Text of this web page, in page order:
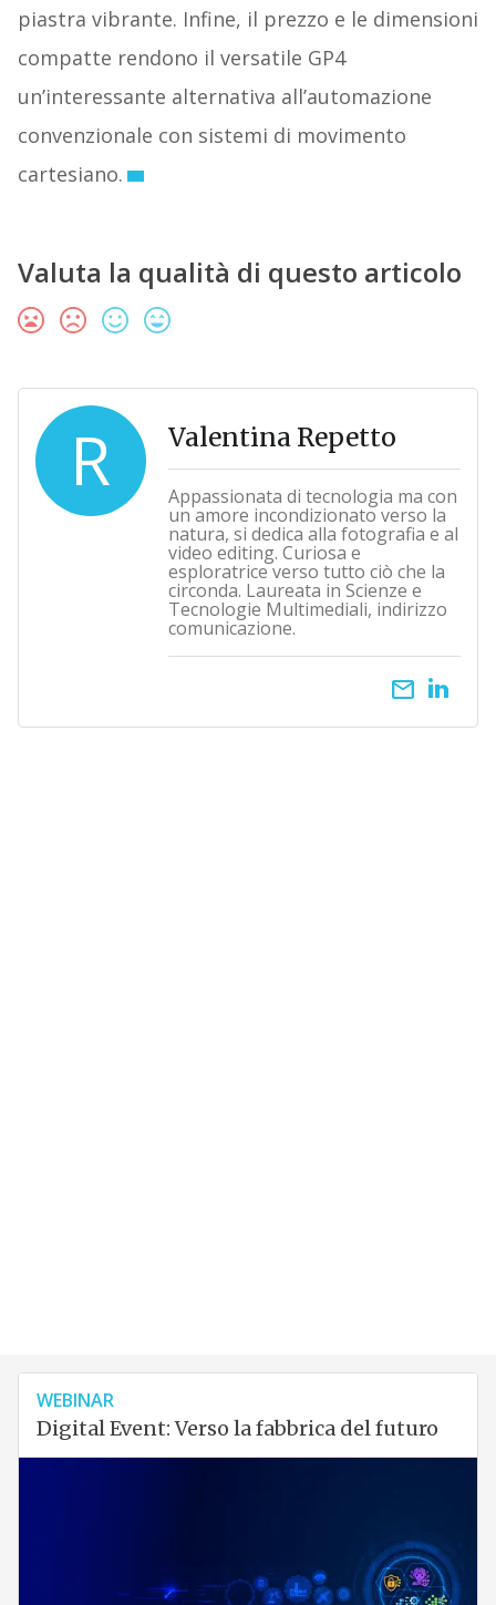
piastra vibrante. Infine, il prezzo e le dimensioni
compatte rendono il versatile GP4
un’interessante alternativa all’automazione
convenzionale con sistemi di movimento
cartesiano.
Valuta la qualità di questo articolo
R Valentina Repetto
Appassionata di tecnologia ma con
un amore incondizionato verso la
natura, si dedica alla fotografia e al
video editing. Curiosa e
esploratrice verso tutto ciò che la
circonda. Laureata in Scienze e
Tecnologie Multimediali, indirizzo
comunicazione.
email
WEBINAR
Digital Event: Verso la fabbrica del futuro